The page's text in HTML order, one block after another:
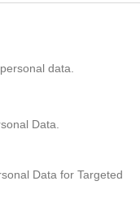
data.
Data.
Data for Targeted
Nyheter från